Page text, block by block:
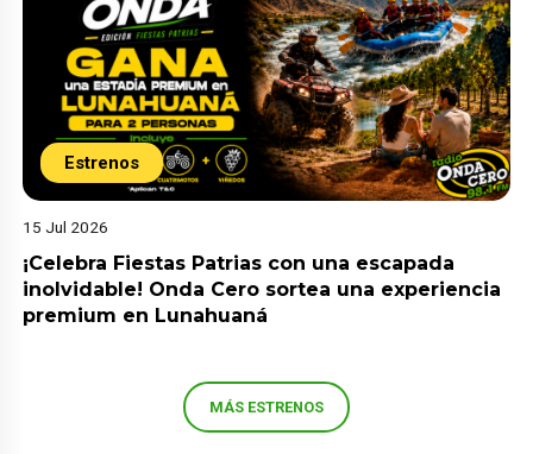
Estrenos
15 Jul 2026
¡Celebra Fiestas Patrias con una escapada
inolvidable! Onda Cero sortea una experiencia
premium en Lunahuaná
MÁS ESTRENOS